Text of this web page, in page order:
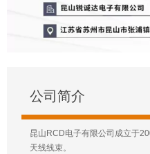
公司简介
昆山RCD电子有限公司成立于
天线线束。